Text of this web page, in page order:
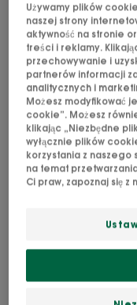
Dorośli
Typ włosów
Włosy normalne -
Potrzeby
Detoksykuje
Wyprodukowano w
Prawdziwy detoks
organiczną miętą
aquatica L,
Używamy plików
naszej strony
aktywność na stronie
treści i reklamy.
przechowywanie i
partnerów informacji
analitycznych i
Możesz modyfikować
cookie”. Możesz
klikając „Niezbędne
wyłącznie plików
korzystania z naszego
na temat
Ci praw, zapoznaj się z